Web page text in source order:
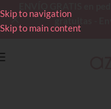
Skip to navigation
Skip to main content
gratuitas -